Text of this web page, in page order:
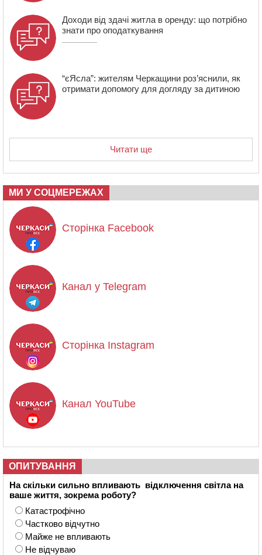
Доходи від здачі житла в оренду: що потрібно
знати про оподаткування
“єЯсла”: жителям Черкащини роз’яснили, як
отримати допомогу для догляду за дитиною
Читати ще
МИ У СОЦМЕРЕЖАХ
Сторінка Facebook
Канал у Telegram
Сторінка Instagram
Канал YouTube
ОПИТУВАННЯ
На скільки сильно впливають відключення світла на
ваше життя, зокрема роботу?
Катастрофічно
Частково відчутно
Майже не впливають
Не відчуваю